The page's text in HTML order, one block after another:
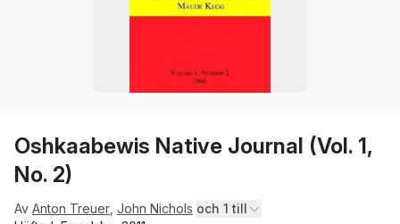
Oshkaabewis Native Journal (Vol. 1,
No. 2)
Av Anton Treuer John Nichols och 1 till